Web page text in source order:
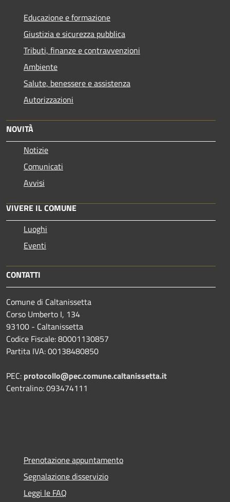
Educazione e formazione
Giustizia e sicurezza pubblica
Tributi, finanze e contravvenzioni
Ambiente
Salute, benessere e assistenza
Autorizzazioni
NOVITÀ
Notizie
Comunicati
Avvisi
VIVERE IL COMUNE
Luoghi
Eventi
CONTATTI
Comune di Caltanissetta
Corso Umberto I, 134
93100 - Caltanissetta
Codice Fiscale: 80001130857
Partita IVA: 00138480850
PEC: protocollo@pec.comune.caltanissetta.it
Centralino: 093474111
Prenotazione appuntamento
Segnalazione disservizio
Leggi le FAQ